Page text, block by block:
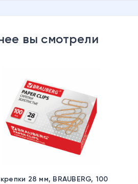
вы смотрели
28 мм, BRAUBERG, 100